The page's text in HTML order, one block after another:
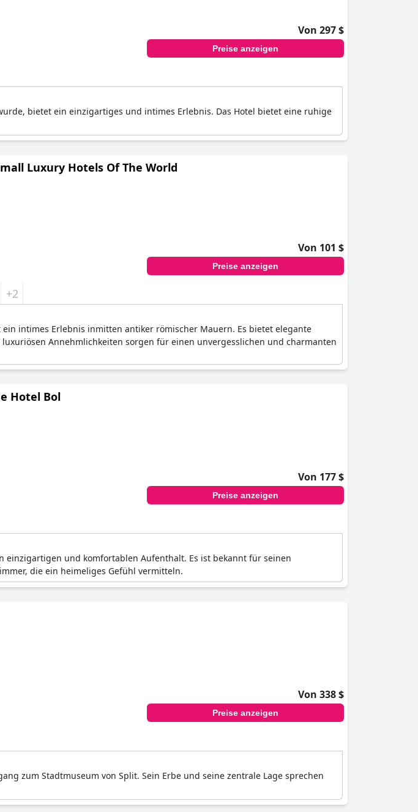
Von 297 $
Preise anzeigen
bietet ein einzigartiges und intimes Erlebnis. Das Hotel bietet eine ruhige
Luxury Hotels Of The World
Von 101 $
Preise anzeigen
+2
intimes Erlebnis inmitten antiker römischer Mauern. Es bietet elegante
Annehmlichkeiten sorgen für einen unvergesslichen und charmanten
Hotel Bol
Von 177 $
Preise anzeigen
einzigartigen und komfortablen Aufenthalt. Es ist bekannt für seinen
die ein heimeliges Gefühl vermitteln.
Von 338 $
Preise anzeigen
zum Stadtmuseum von Split. Sein Erbe und seine zentrale Lage sprechen